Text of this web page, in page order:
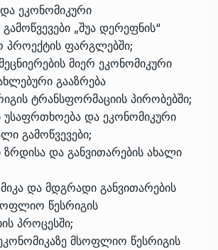
და ეკონომიკური
„შუა დერეფნის“
პროექტის ფარგლებში;
მიერ ეკონომიკური
გააზრება
ტრანსფორმაციის პირობებში;
უსაფრთხოება და ეკონომიკური
გამოწვევები;
ზრდისა და განვითარების ახალი
და მდგრადი განვითარების
წესრიგის
პროცესში;
მსოფლიო წესრიგის